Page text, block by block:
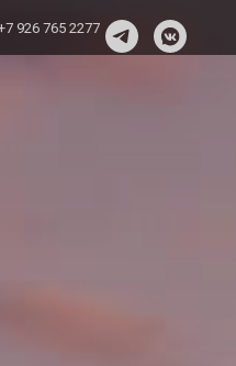
926 765 2277